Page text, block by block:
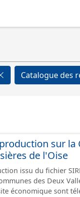
Catalogue des
sur
de l'Oise
issu du fichier
Deux Vallées. Seuls les
économique sont